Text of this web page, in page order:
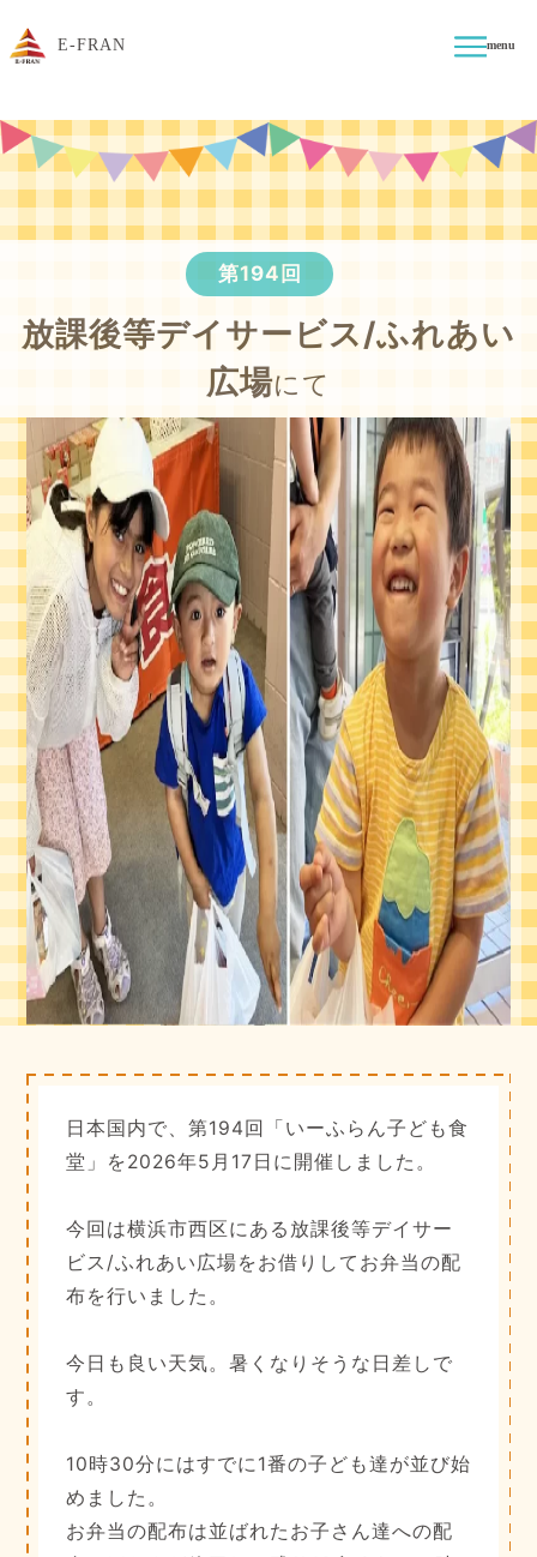
E-FRAN menu
第194回
放課後等デイサービス/ふれあい
広場にて
日本国内で、第194回「いーふらん子ども食
堂」を2026年5月17日に開催しました。
今回は横浜市西区にある放課後等デイサー
ビス/ふれあい広場をお借りしてお弁当の配
布を行いました。
今日も良い天気。暑くなりそうな日差しで
す。
10時30分にはすでに1番の子ども達が並び始
めました。
お弁当の配布は並ばれたお子さん達への配